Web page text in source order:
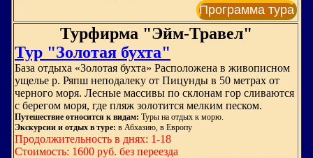
Программа тура
Турфирма "Эйм-Травел"
Тур "Золотая бухта"
База отдыха «Золотая бухта» Расположена в живописном
ущелье р. Ряпш неподалеку от Пицунды в 50 метрах от
черного моря. Лесные массивы по склонам гор сливаются
с берегом моря, где пляж золотится мелким песком.
Путешествие относится к видам: Туры на отдых к морю.
Экскурсии и отдых в туре: в Абхазию, в Европу
Продолжительность в днях: 1-18
Стоимость: 1600 руб. без переезда